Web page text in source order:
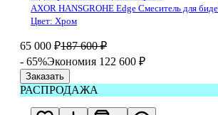
AXOR HANSGROHE Edge Смеситель для
Цвет: Хром
65 000 ₽187 600 ₽
- 65%Экономия 122 600 ₽
Заказать
РАСПРОДАЖА